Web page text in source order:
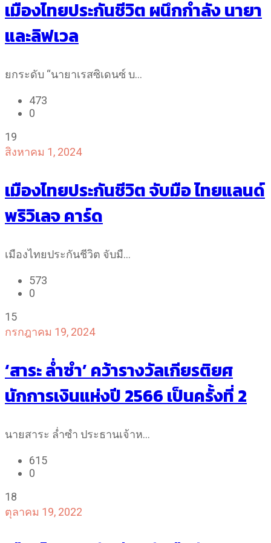
เมืองไทยประกันชีวิต ผนึกกำลัง นายา
และลิฟเวล
ยกระดับ “นายาเรสซิเดนซ์ บ…
473
0
19
สิงหาคม 1, 2024
เมืองไทยประกันชีวิต จับมือ ไทยแลนด์
พริวิเลจ คาร์ด
เมืองไทยประกันชีวิต จับมื…
573
0
15
กรกฎาคม 19, 2024
‘สาระ ล่ำซำ’ คว้ารางวัลเกียรติยศ
นักการเงินแห่งปี 2566 เป็นครั้งที่ 2
นายสาระ ล่ำซำ ประธานเจ้าห…
615
0
18
ตุลาคม 19, 2022